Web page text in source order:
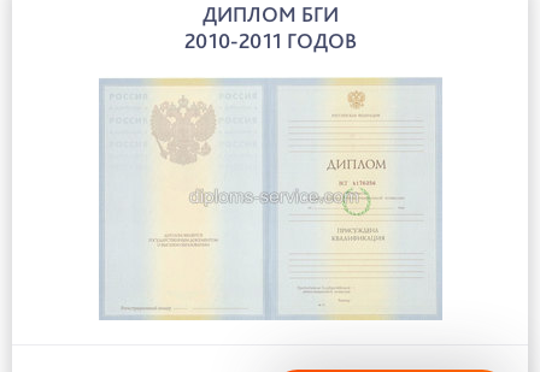
ДИПЛОМ БГИ
2010-2011 ГОДОВ